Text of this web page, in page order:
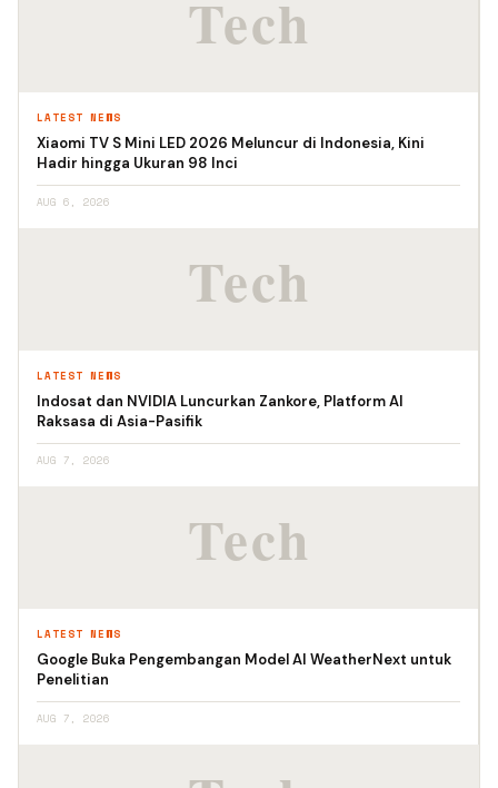
LATEST NEWS
Xiaomi TV S Mini LED 2026 Meluncur di Indonesia, Kini
Hadir hingga Ukuran 98 Inci
AUG 6, 2026
LATEST NEWS
Indosat dan NVIDIA Luncurkan Zankore, Platform AI
Raksasa di Asia-Pasifik
AUG 7, 2026
LATEST NEWS
Google Buka Pengembangan Model AI WeatherNext untuk
Penelitian
AUG 7, 2026